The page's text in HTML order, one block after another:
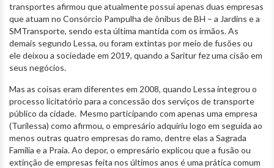
transportes afirmou que atualmente possui apenas duas empresas
que atuam no Consórcio Pampulha de ônibus de BH – a Jardins e a
SMTransporte, sendo esta última mantida com os irmãos. As
demais segundo Lessa, ou foram extintas por meio de fusões ou
ele deixou a sociedade em 2019, quando a Saritur fez uma cisão em
seus negócios.
Mas as coisas eram diferentes em 2008, quando Lessa integrou o
processo licitatório para a concessão dos serviços de transporte
público da cidade. Mesmo participando com apenas uma empresa
(Turilessa) como afirmou, o empresário adquiriu logo em seguida ao
menos outras quatro empresas do ramo, dentre elas a Sagrada
Família e a Praia. Ao depor, o empresário explicou que a fusão ou
extinção de empresas feita nos últimos anos é uma prática comum